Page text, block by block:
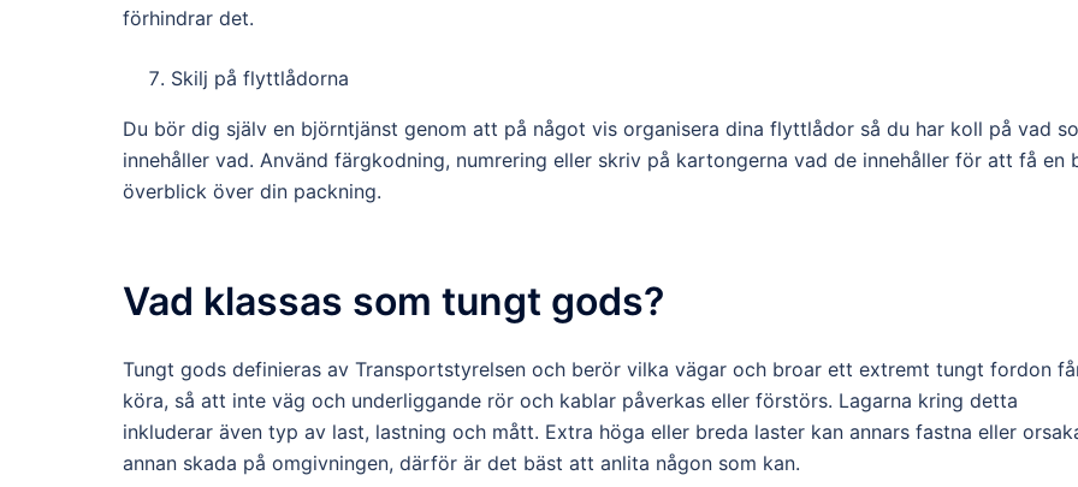
förhindrar det.
Skilj på flyttlådorna
Du bör dig själv en björntjänst genom att på något vis organisera dina flyttlådor så du har koll på vad
innehåller vad. Använd färgkodning, numrering eller skriv på kartongerna vad de innehåller för att få en
överblick över din packning.
Vad klassas som tungt gods?
Tungt gods definieras av Transportstyrelsen och berör vilka vägar och broar ett extremt tungt fordon
köra, så att inte väg och underliggande rör och kablar påverkas eller förstörs. Lagarna kring detta
inkluderar även typ av last, lastning och mått. Extra höga eller breda laster kan annars fastna eller
annan skada på omgivningen, därför är det bäst att anlita någon som kan.